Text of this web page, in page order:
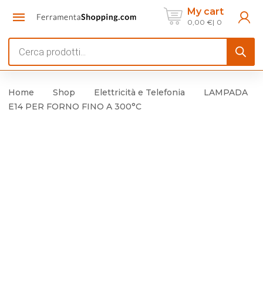
My cart
0,00 € 0
search
Home Shop Elettricità e Telefonia
LAMPADA
E14 PER FORNO FINO A 300°C